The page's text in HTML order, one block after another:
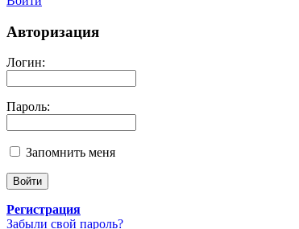
Авторизация
Логин:
Пароль:
Запомнить меня
Регистрация
Забыли свой пароль?